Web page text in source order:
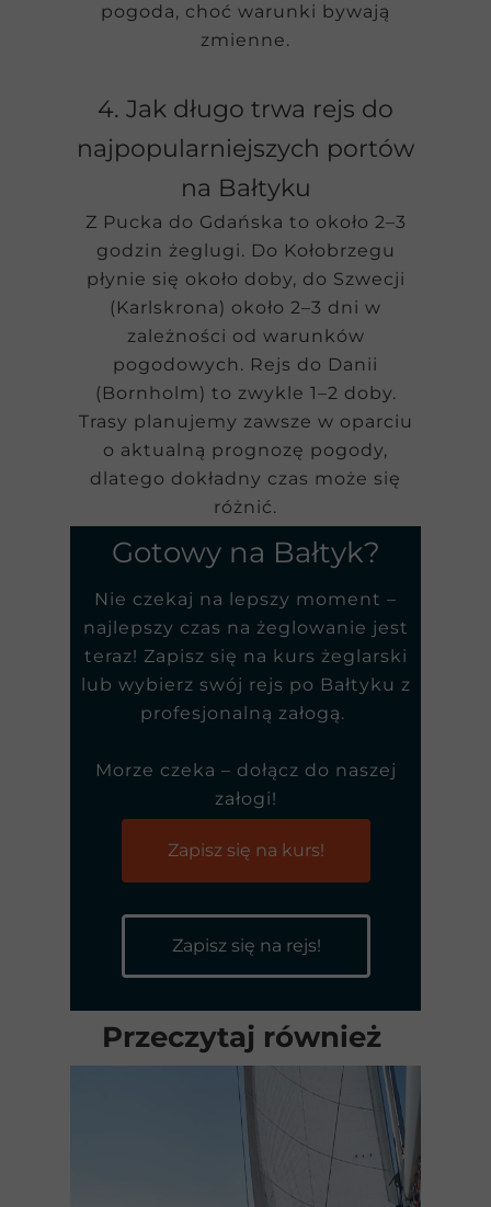
Przeczytaj również
Zapisz się na rejs!
Zapisz się na kurs!
Gotowy na Bałtyk?
Nie czekaj na lepszy moment –
najlepszy czas na żeglowanie jest
teraz! Zapisz się na kurs żeglarski
lub wybierz swój rejs po Bałtyku z
profesjonalną załogą.
Morze czeka – dołącz do naszej
załogi!
pogoda, choć warunki bywają
zmienne.
4. Jak długo trwa rejs do
najpopularniejszych portów
na Bałtyku
Z Pucka do Gdańska to około 2–3
godzin żeglugi. Do Kołobrzegu
płynie się około doby, do Szwecji
(Karlskrona) około 2–3 dni w
zależności od warunków
pogodowych. Rejs do Danii
(Bornholm) to zwykle 1–2 doby.
Trasy planujemy zawsze w oparciu
o aktualną prognozę pogody,
dlatego dokładny czas może się
różnić.